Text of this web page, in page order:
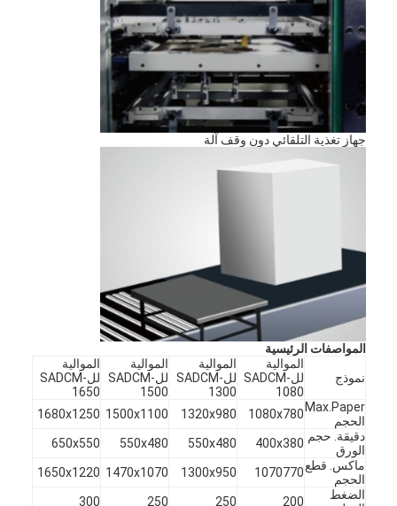
مسكن
منتجات
أشرطة فيديو
معلومات عنا
جولة في المعمل
حالات
آلة قطع الليزر
قطع الصلب القاعدة
يموت قطع المواد الاستهلاكية
جهاز تغذية التلقائي دون وقف آلة
المواصفات الرئيسية
نموذج
الموالية
للSADCM-
1080
الموالية
للSADCM-
1300
الموالية
للSADCM-
1500
الموالية
للSADCM-
1650
Max.Paper
الحجم
1080x780
1320x980
1500x1100
1680x1250
دقيقة. حجم
الورق
400x380
550x480
550x480
650x550
ماكس. قطع
الحجم
1070770
1300x950
1470x1070
1650x1220
الضغط
200
250
250
300